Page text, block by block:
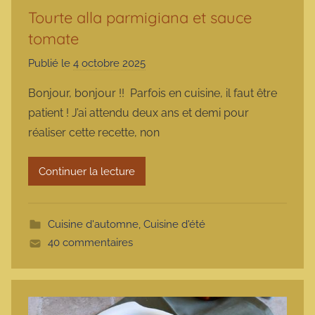
Tourte alla parmigiana et sauce
tomate
Publié le 4 octobre 2025
r
m
a
t
Bonjour, bonjour !! Parfois en cuisine, il faut être
patient ! J’ai attendu deux ans et demi pour
réaliser cette recette, non
Continuer la lecture
Cuisine d'automne, Cuisine d'été
40 commentaires